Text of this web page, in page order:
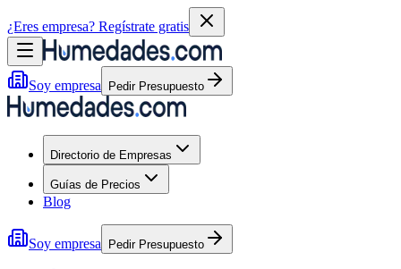
¿Eres empresa? Regístrate gratis
Soy empresa Pedir Presupuesto
Directorio de Empresas
Guías de Precios
Blog
Soy empresa Pedir Presupuesto